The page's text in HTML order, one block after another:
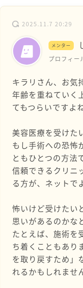
2025.11.7 20:29
メンター
プロフィー
キラリさん、お気
年齢を重ねていく
てもつらいですよね
美容医療を受けた
もし手術への恐怖
ともひとつの方法
信頼できるクリニ
る方が、ネットで
怖いけど受けたい
思いがあるのかな
たとえば、施術を
ち着くこともあり
を取り戻すため」
れるかもしれませ